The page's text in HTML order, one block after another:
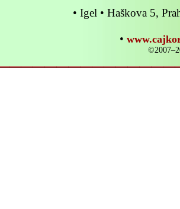
• Igel • Haškova 5,
•